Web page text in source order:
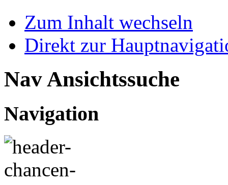
Zum Inhalt wechseln
Direkt zur
Nav Ansichtssuche
Navigation